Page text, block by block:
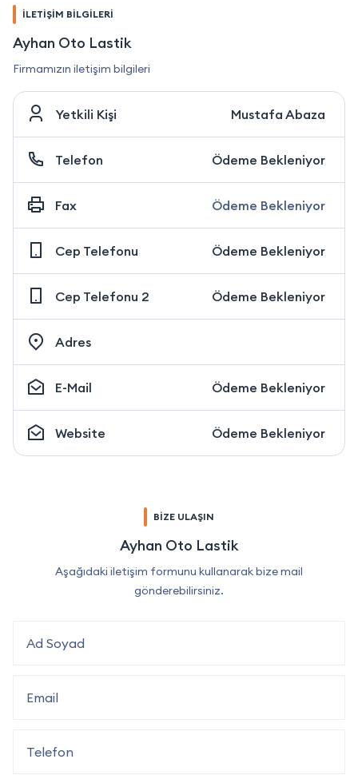
İLETİŞİM BİLGİLERİ
Ayhan Oto Lastik
Firmamızın iletişim bilgileri
Yetkili Kişi Mustafa Abaza
Telefon Ödeme Bekleniyor
Fax Ödeme Bekleniyor
Cep Telefonu Ödeme Bekleniyor
Cep Telefonu 2 Ödeme Bekleniyor
Adres
E-Mail Ödeme Bekleniyor
Website Ödeme Bekleniyor
BİZE ULAŞIN
Ayhan Oto Lastik
Aşağıdaki iletişim formunu kullanarak bize mail
gönderebilirsiniz.